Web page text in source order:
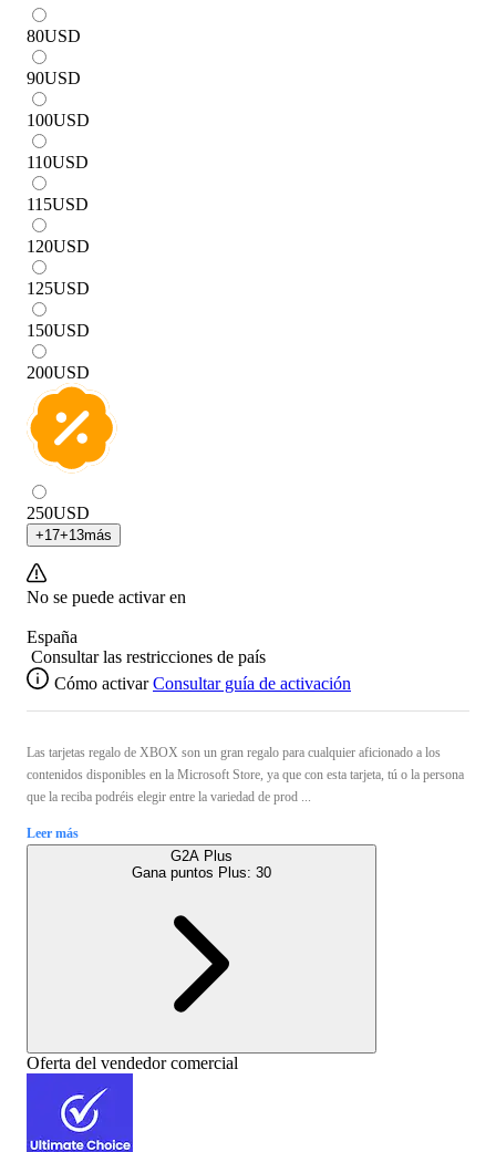
80USD
90USD
100USD
110USD
115USD
120USD
125USD
150USD
200USD
250USD
+17+13más
No se puede activar en
España
Consultar las restricciones de país
Cómo activar Consultar guía de activación
Las tarjetas regalo de XBOX son un gran regalo para cualquier aficionado a los
contenidos disponibles en la Microsoft Store, ya que con esta tarjeta, tú o la persona
que la reciba podréis elegir entre la variedad de prod ...
Leer más
G2A Plus
Gana puntos Plus: 30
Oferta del vendedor comercial